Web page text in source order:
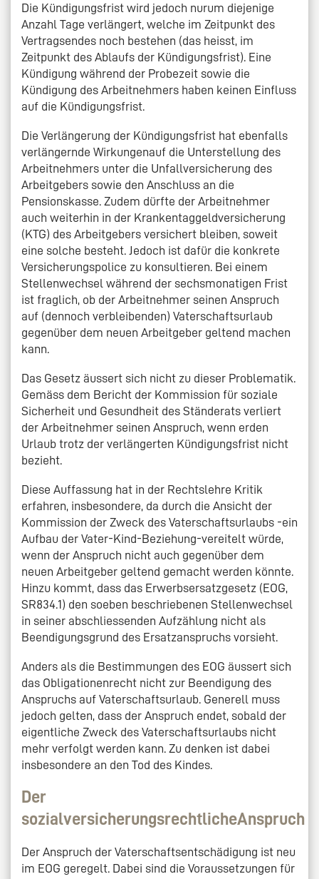
Die Kündigungsfrist wird jedoch nurum diejenige
Anzahl Tage verlängert, welche im Zeitpunkt des
Vertragsendes noch bestehen (das heisst, im
Zeitpunkt des Ablaufs der Kündigungsfrist). Eine
Kündigung während der Probezeit sowie die
Kündigung des Arbeitnehmers haben keinen Einfluss
auf die Kündigungsfrist.
Die Verlängerung der Kündigungsfrist hat ebenfalls
verlängernde Wirkungenauf die Unterstellung des
Arbeitnehmers unter die Unfallversicherung des
Arbeitgebers sowie den Anschluss an die
Pensionskasse. Zudem dürfte der Arbeitnehmer
auch weiterhin in der Krankentaggeldversicherung
(KTG) des Arbeitgebers versichert bleiben, soweit
eine solche besteht. Jedoch ist dafür die konkrete
Versicherungspolice zu konsultieren. Bei einem
Stellenwechsel während der sechsmonatigen Frist
ist fraglich, ob der Arbeitnehmer seinen Anspruch
auf (dennoch verbleibenden) Vaterschaftsurlaub
gegenüber dem neuen Arbeitgeber geltend machen
kann.
Das Gesetz äussert sich nicht zu dieser Problematik.
Gemäss dem Bericht der Kommission für soziale
Sicherheit und Gesundheit des Ständerats verliert
der Arbeitnehmer seinen Anspruch, wenn erden
Urlaub trotz der verlängerten Kündigungsfrist nicht
bezieht.
Diese Auffassung hat in der Rechtslehre Kritik
erfahren, insbesondere, da durch die Ansicht der
Kommission der Zweck des Vaterschaftsurlaubs -ein
Aufbau der Vater-Kind-Beziehung-vereitelt würde,
wenn der Anspruch nicht auch gegenüber dem
neuen Arbeitgeber geltend gemacht werden könnte.
Hinzu kommt, dass das Erwerbsersatzgesetz (EOG,
SR834.1) den soeben beschriebenen Stellenwechsel
in seiner abschliessenden Aufzählung nicht als
Beendigungsgrund des Ersatzanspruchs vorsieht.
Anders als die Bestimmungen des EOG äussert sich
das Obligationenrecht nicht zur Beendigung des
Anspruchs auf Vaterschaftsurlaub. Generell muss
jedoch gelten, dass der Anspruch endet, sobald der
eigentliche Zweck des Vaterschaftsurlaubs nicht
mehr verfolgt werden kann. Zu denken ist dabei
insbesondere an den Tod des Kindes.
Der
sozialversicherungsrechtlicheAnspruch
Der Anspruch der Vaterschaftsentschädigung ist neu
im EOG geregelt. Dabei sind die Voraussetzungen für